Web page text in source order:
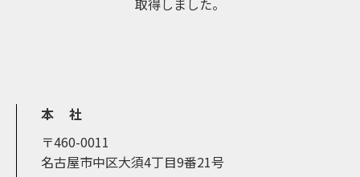
取得しました。
本 社
〒460-0011
名古屋市中区大須4丁目9番21号